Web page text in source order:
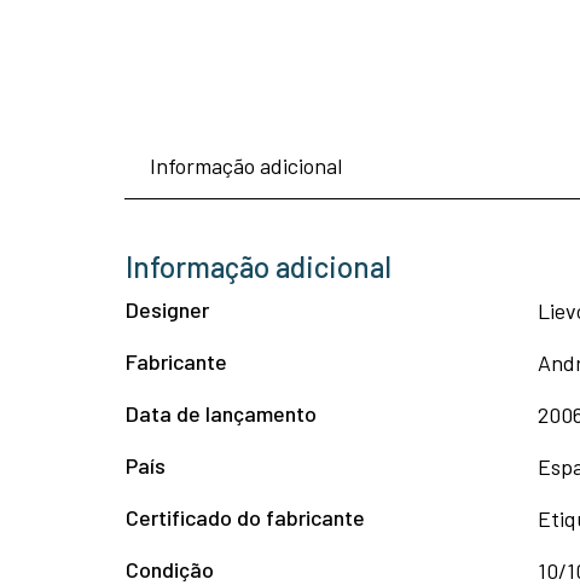
Informação adicional
Informação adicional
Designer
Fabricante
Data de lançamento
País
Certificado do fabricante
Condição
10/